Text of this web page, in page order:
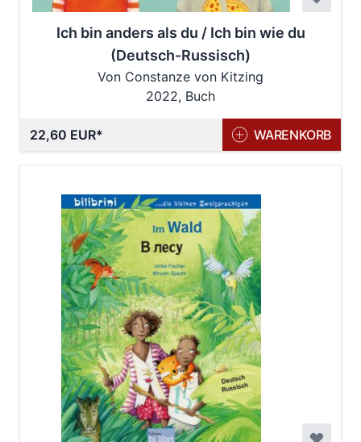
Ich bin anders als du / Ich bin wie du
(Deutsch-Russisch)
Von Constanze von Kitzing
2022, Buch
22,60 EUR WARENKORB